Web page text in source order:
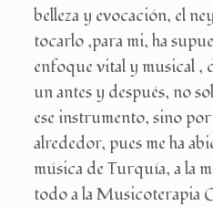
belleza y evocación, el
tocarlo ,para mi, ha
enfoque vital y musical ,
un antes y después, no
ese instrumento, sino
alrededor, pues me ha
música de Turquía, a la
todo a la Musicoterapia